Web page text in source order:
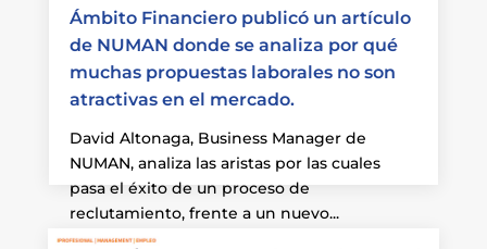
Ámbito Financiero publicó un artículo
de NUMAN donde se analiza por qué
muchas propuestas laborales no son
atractivas en el mercado.
David Altonaga, Business Manager de
NUMAN, analiza las aristas por las cuales
pasa el éxito de un proceso de
reclutamiento, frente a un nuevo...
Leer más